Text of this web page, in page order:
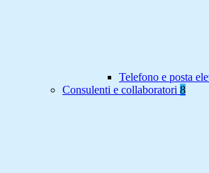
Telefono e posta
Consulenti e collaboratori 8